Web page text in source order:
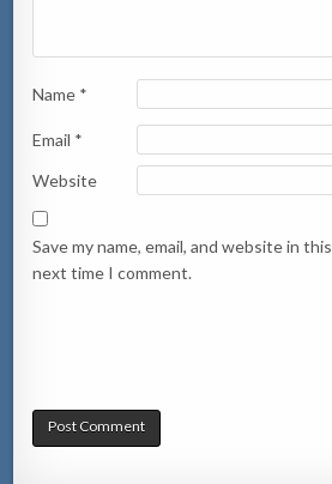
Name *
Email *
Website
Save my name, email, and website in
next time I comment.